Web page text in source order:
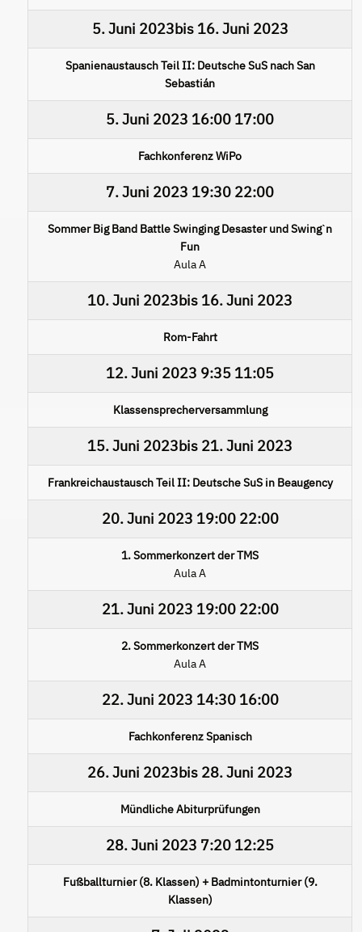
5. Juni 2023bis 16. Juni 2023
Spanienaustausch Teil II: Deutsche SuS nach San
Sebastián
5. Juni 2023 16:00 17:00
Fachkonferenz WiPo
7. Juni 2023 19:30 22:00
Sommer Big Band Battle Swinging Desaster und Swingˋn
Fun
Aula A
10. Juni 2023bis 16. Juni 2023
Rom-Fahrt
12. Juni 2023 9:35 11:05
Klassensprecherversammlung
15. Juni 2023bis 21. Juni 2023
Frankreichaustausch Teil II: Deutsche SuS in Beaugency
20. Juni 2023 19:00 22:00
1. Sommerkonzert der TMS
Aula A
21. Juni 2023 19:00 22:00
2. Sommerkonzert der TMS
Aula A
22. Juni 2023 14:30 16:00
Fachkonferenz Spanisch
26. Juni 2023bis 28. Juni 2023
Mündliche Abiturprüfungen
28. Juni 2023 7:20 12:25
Fußballturnier (8. Klassen) + Badmintonturnier (9.
Klassen)